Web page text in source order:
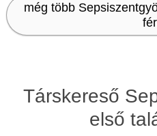
még több
Társkereső
első